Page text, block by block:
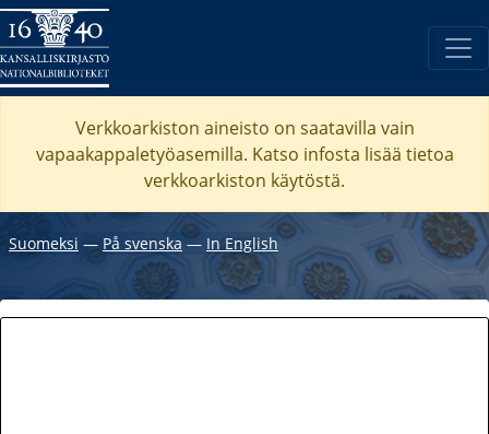
Verkkoarkiston aineisto on saatavilla vain
vapaakappaletyöasemilla. Katso infosta lisää tietoa
verkkoarkiston käytöstä.
Suomeksi ― På svenska― In English